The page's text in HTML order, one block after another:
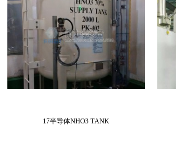
17半导体NHO3 TANK